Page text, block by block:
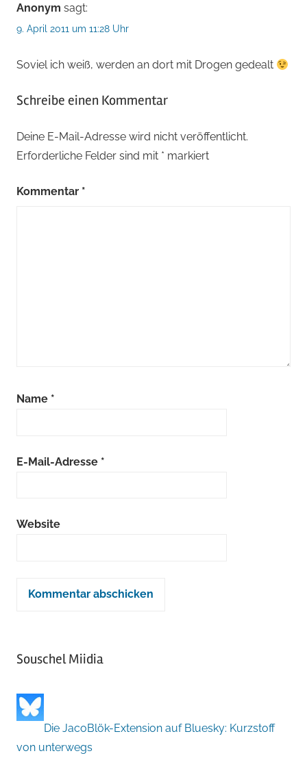
Anonym sagt:
9. April 2011 um 11:28 Uhr
Soviel ich weiß, werden an dort mit Drogen gedealt
Schreibe einen Kommentar
Deine E-Mail-Adresse wird nicht veröffentlicht.
Erforderliche Felder sind mit * markiert
Kommentar *
Name *
E-Mail-Adresse *
Website
Souschel Miidia
Die JacoBlök-Extension auf Bluesky: Kurzstoff
von unterwegs